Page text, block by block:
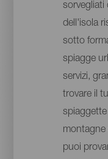
sorvegliati
dell'isola
sotto
spiagge
servizi,
trovare il
montagne
puoi